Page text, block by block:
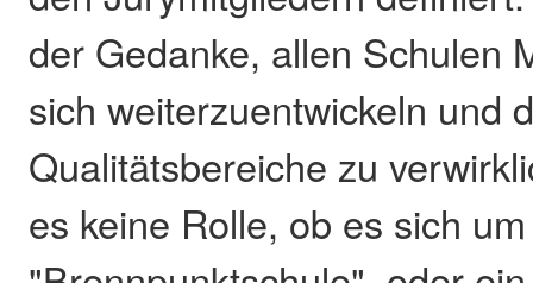
der Gedanke, allen Schulen
sich weiterzuentwickeln und
Qualitätsbereiche zu
es keine Rolle, ob es sich